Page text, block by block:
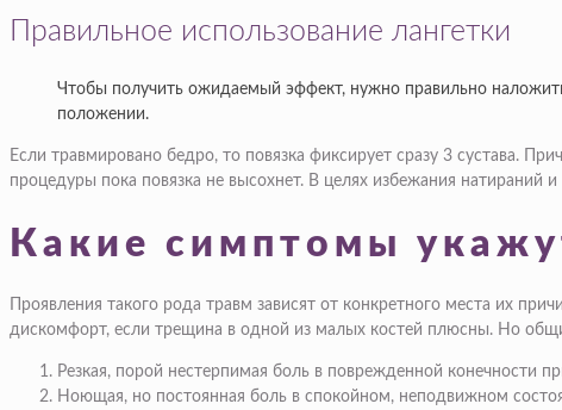
Правильное использование лангетки
Чтобы получить ожидаемый эффект, нужно правильно
положении.
Если травмировано бедро, то повязка фиксирует сразу 3 сустава.
процедуры пока повязка не высохнет. В целях избежания натираний
Какие симптомы
Проявления такого рода травм зависят от конкретного места их
дискомфорт, если трещина в одной из малых костей плюсны. Но
Резкая, порой нестерпимая боль в поврежденной конечности
Ноющая, но постоянная боль в спокойном, неподвижном